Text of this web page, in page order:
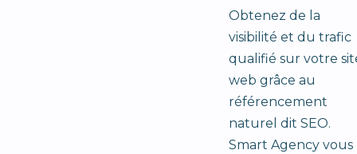
Obtenez de la
visibilité et du trafic
qualifié sur votre
web grâce au
référencement
naturel dit SEO.
Smart Agency vous